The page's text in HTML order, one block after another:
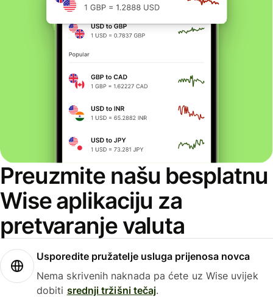
Preuzmite našu besplatnu
Wise aplikaciju za
pretvaranje valuta
Usporedite pružatelje usluga prijenosa novca
Nema skrivenih naknada pa ćete uz Wise uvijek
dobiti srednji tržišni tečaj.